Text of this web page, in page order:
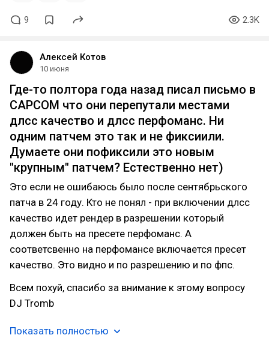
9 2.3K
Алексей Котов
10 июня
Где-то полтора года назад писал письмо в
CAPCOM что они перепутали местами
длсс качество и длсс перфоманс. Ни
одним патчем это так и не фиксиили.
Думаете они пофиксили это новым
"крупным" патчем? Естественно нет)
Это если не ошибаюсь было после сентябрьского
патча в 24 году. Кто не понял - при включении длсс
качество идет рендер в разрешении который
должен быть на пресете перфоманс. А
соответсвенно на перфомансе включается пресет
качество. Это видно и по разрешению и по фпс.
Всем похуй, спасибо за внимание к этому вопросу
DJ Tromb
Показать полностью